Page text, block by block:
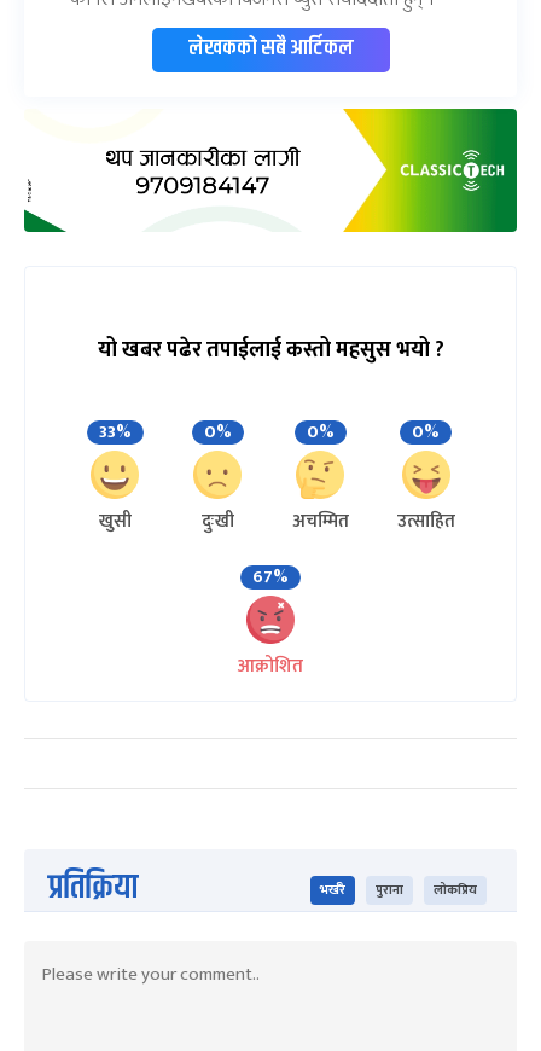
लेखकको सबै आर्टिकल
यो खबर पढेर तपाईलाई कस्तो महसुस भयो ?
33%
खुसी
0%
दुःखी
0%
अचम्मित
0%
उत्साहित
67%
आक्रोशित
प्रतिक्रिया भर्खरै पुराना लोकप्रिय